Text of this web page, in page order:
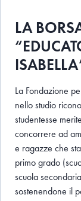
LA
La Fondazione
nello studio
studentesse
concorrere ad
e ragazze che
primo grado
scuola
sostenendone il